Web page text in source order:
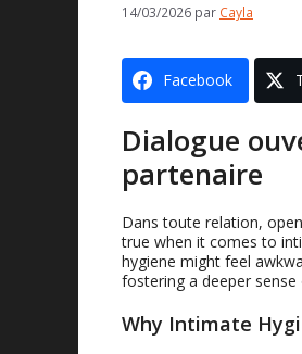
14/03/2026 par Cayla
Facebook
Dialogue
partenaire
Dans toute relation,
true when it comes to
hygiene might feel
fostering a deeper
Why Intimate